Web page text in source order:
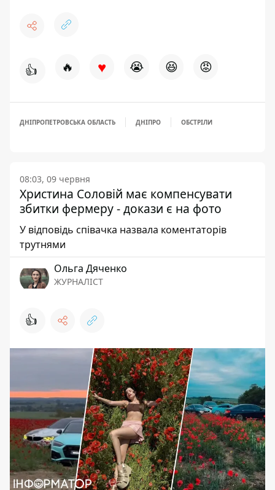
👍 🔥 ♥ 😭 😆 😡
ДНІПРОПЕТРОВСЬКА ОБЛАСТЬ ДНІПРО ОБСТРІЛИ
08:03, 09 червня
Христина Соловій має компенсувати
збитки фермеру - докази є на фото
У відповідь співачка назвала коментаторів
трутнями
Ольга Дяченко
ЖУРНАЛІСТ
👍